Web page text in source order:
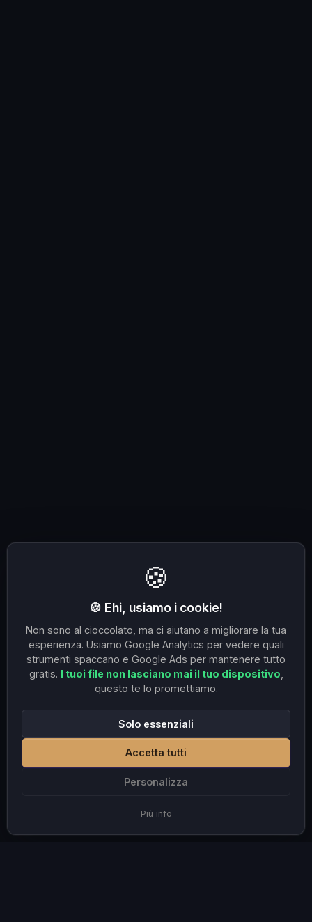
🍪
🍪 Ehi, usiamo i cookie!
Non sono al cioccolato, ma ci aiutano a migliorare la tua
esperienza. Usiamo Google Analytics per vedere quali
strumenti spaccano e Google Ads per mantenere tutto
gratis. I tuoi file non lasciano mai il tuo dispositivo
questo te lo promettiamo.
Personalizza
Solo essenziali
Accetta tutti
Più info